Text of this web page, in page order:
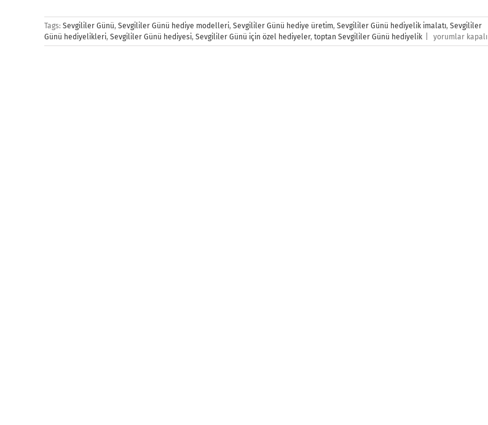
Tags: Sevgililer Günü, Sevgililer Günü hediye modelleri, Sevgililer Günü hediye üretim, Sevgililer Günü hediyelik imalatı, Sevgililer
Günü hediyelikleri, Sevgililer Günü hediyesi, Sevgililer Günü için özel hediyeler, toptan Sevgililer Günü hediyelik
Sevgililer
Günü
yorumlar kapalı